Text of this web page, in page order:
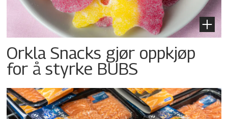
Orkla Snacks gjør oppkjøp
for å styrke BUBS